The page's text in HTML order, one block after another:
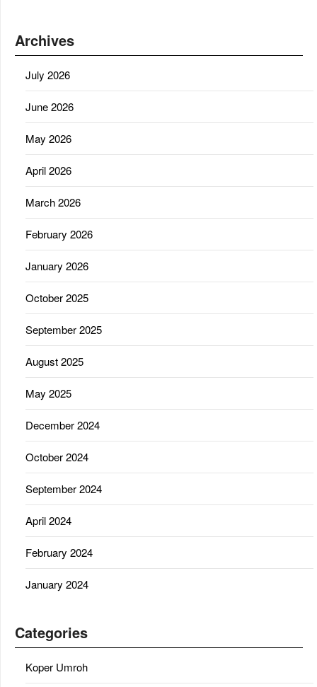
Archives
July 2026
June 2026
May 2026
April 2026
March 2026
February 2026
January 2026
October 2025
September 2025
August 2025
May 2025
December 2024
October 2024
September 2024
April 2024
February 2024
January 2024
Categories
Koper Umroh